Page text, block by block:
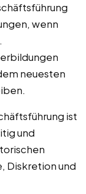
wenn
neuesten
ist
und
Diskretion und